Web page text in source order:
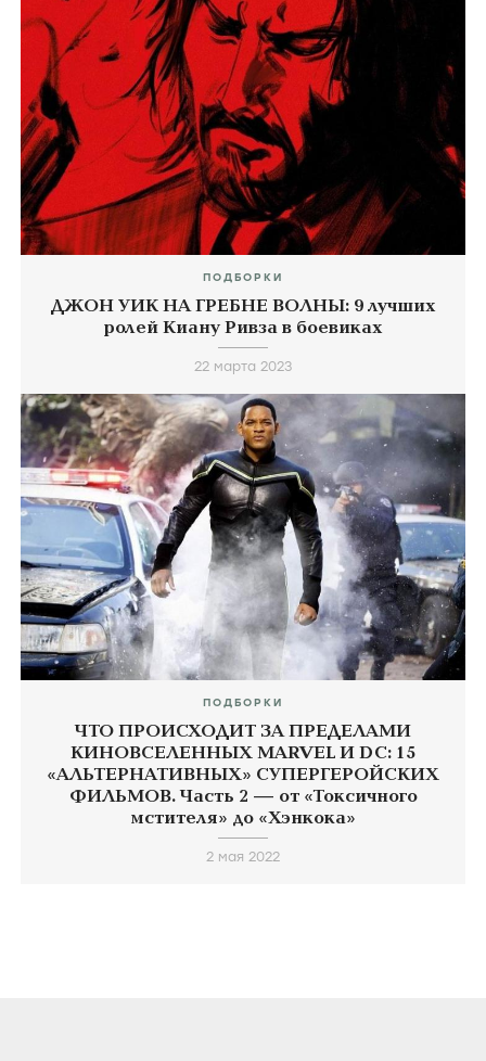
ПОДБОРКИ
ДЖОН УИК НА ГРЕБНЕ ВОЛНЫ: 9 лучших
ролей Киану Ривза в боевиках
22 марта 2023
ПОДБОРКИ
ЧТО ПРОИСХОДИТ ЗА ПРЕДЕЛАМИ
КИНОВСЕЛЕННЫХ MARVEL И DC: 15
«АЛЬТЕРНАТИВНЫХ» СУПЕРГЕРОЙСКИХ
ФИЛЬМОВ. Часть 2 — от «Токсичного
мстителя» до «Хэнкока»
2 мая 2022